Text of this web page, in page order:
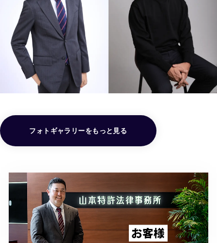
フォトギャラリーをもっと見る